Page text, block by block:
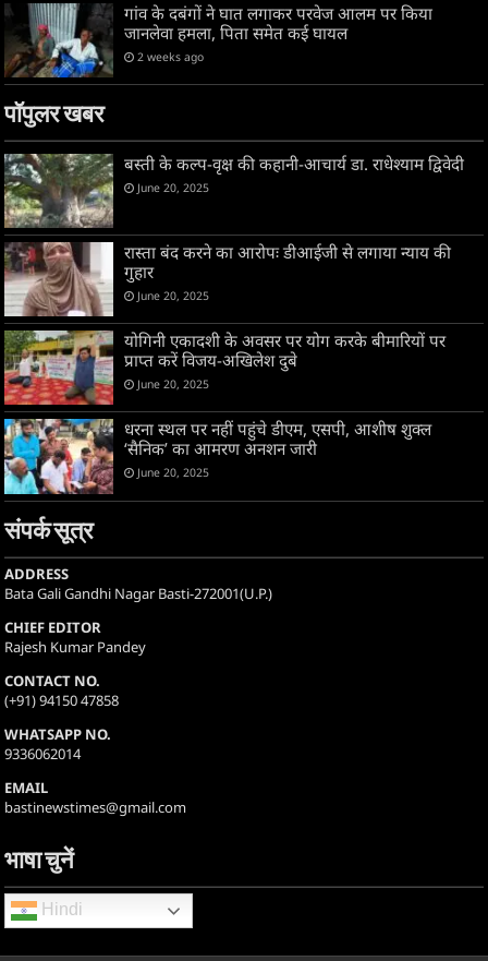
गांव के दबंगों ने घात लगाकर परवेज आलम पर किया
जानलेवा हमला, पिता समेत कई घायल
2 weeks ago
पॉपुलर खबर
बस्ती के कल्प-वृक्ष की कहानी-आचार्य डा. राधेश्याम द्विवेदी
June 20, 2025
रास्ता बंद करने का आरोपः डीआईजी से लगाया न्याय की
गुहार
June 20, 2025
योगिनी एकादशी के अवसर पर योग करके बीमारियों पर
प्राप्त करें विजय-अखिलेश दुबे
June 20, 2025
धरना स्थल पर नहीं पहुंचे डीएम, एसपी, आशीष शुक्ल
‘सैनिक’ का आमरण अनशन जारी
June 20, 2025
संपर्क सूत्र
ADDRESS
Bata Gali Gandhi Nagar Basti-272001(U.P.)
CHIEF EDITOR
Rajesh Kumar Pandey
CONTACT NO.
(+91) 94150 47858
WHATSAPP NO.
9336062014
EMAIL
bastinewstimes@gmail.com
भाषा चुनें
Hindi